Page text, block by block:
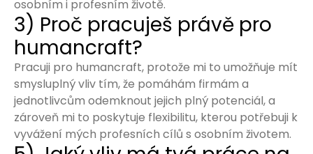
osobním i profesním životě.
3) Proč pracuješ právě pro
humancraft?
Pracuji pro humancraft, protože mi to umožňuje mít
smysluplný vliv tím, že pomáhám firmám a
jednotlivcům odemknout jejich plný potenciál, a
zároveň mi to poskytuje flexibilitu, kterou potřebuji k
vyvážení mých profesních cílů s osobním životem.